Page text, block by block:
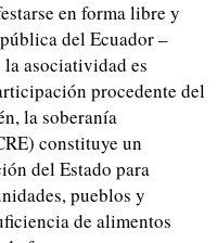
en forma libre y
del Ecuador –
asociatividad es
procedente del
la soberanía
constituye un
del Estado para
pueblos y
de alimentos